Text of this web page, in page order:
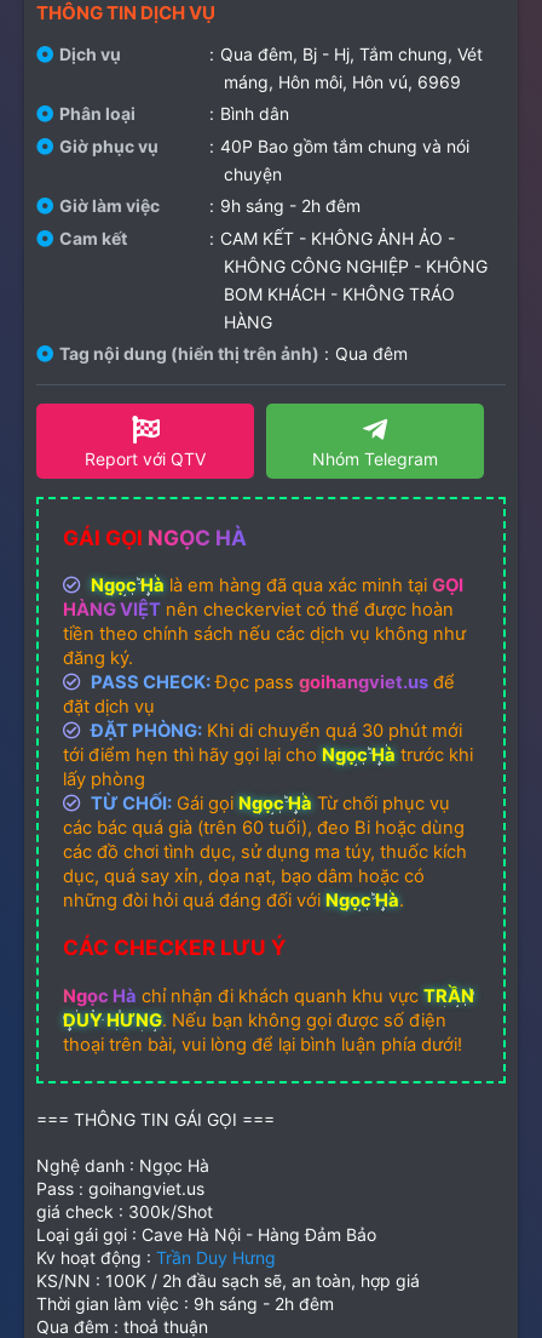
Dịch vụ Qua đêm Bj - Hj Tắm chung Vét
máng Hôn môi Hôn vú 6969
Phân loại
Bình dân
Giờ phục vụ
40P Bao gồm tắm chung và nói
chuyện
Giờ làm việc
9h sáng - 2h đêm
Cam kết
CAM KẾT - KHÔNG ẢNH ẢO -
KHÔNG CÔNG NGHIỆP - KHÔNG
BOM KHÁCH - KHÔNG TRÁO
HÀNG
Tag nội dung (hiển thị trên ảnh)
Qua đêm
Report với QTV Nhóm Telegram
GÁI GỌI NGỌC HÀ
Ngọc Hà là em hàng đã qua xác minh tại GỌI
HÀNG VIỆT nên checkerviet có thể được hoàn
tiền theo chính sách nếu các dịch vụ không như
đăng ký.
PASS CHECK:Đọc pass goihangviet.us để
đặt dịch vụ
ĐẶT PHÒNG: Khi di chuyển quá 30 phút mới
tới điểm hẹn thì hãy gọi lại cho Ngọc Hà trước khi
lấy phòng
TỪ CHỐI: Gái gọi Ngọc Hà Từ chối phục vụ
các bác quá già (trên 60 tuổi), đeo Bi hoặc dùng
các đồ chơi tình dục, sử dụng ma túy, thuốc kích
dục, quá say xỉn, dọa nạt, bạo dâm hoặc có
những đòi hỏi quá đáng đối với Ngọc Hà.
CÁC CHECKER LƯU Ý
Ngọc Hà chỉ nhận đi khách quanh khu vực TRẦN
DUY HƯNG. Nếu bạn không gọi được số điện
thoại trên bài, vui lòng để lại bình luận phía dưới!
=== THÔNG TIN GÁI GỌI ===
Nghệ danh : Ngọc Hà
Pass : goihangviet.us
giá check : 300k/Shot
Loại gái gọi : Cave Hà Nội - Hàng Đảm Bảo
Kv hoạt động : Trần Duy Hưng
KS/NN : 100K / 2h đầu sạch sẽ, an toàn, hợp giá
Thời gian làm việc : 9h sáng - 2h đêm
Qua đêm : thoả thuận